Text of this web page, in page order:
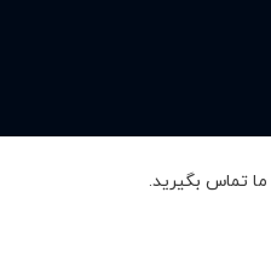
ما تماس بگیرید.